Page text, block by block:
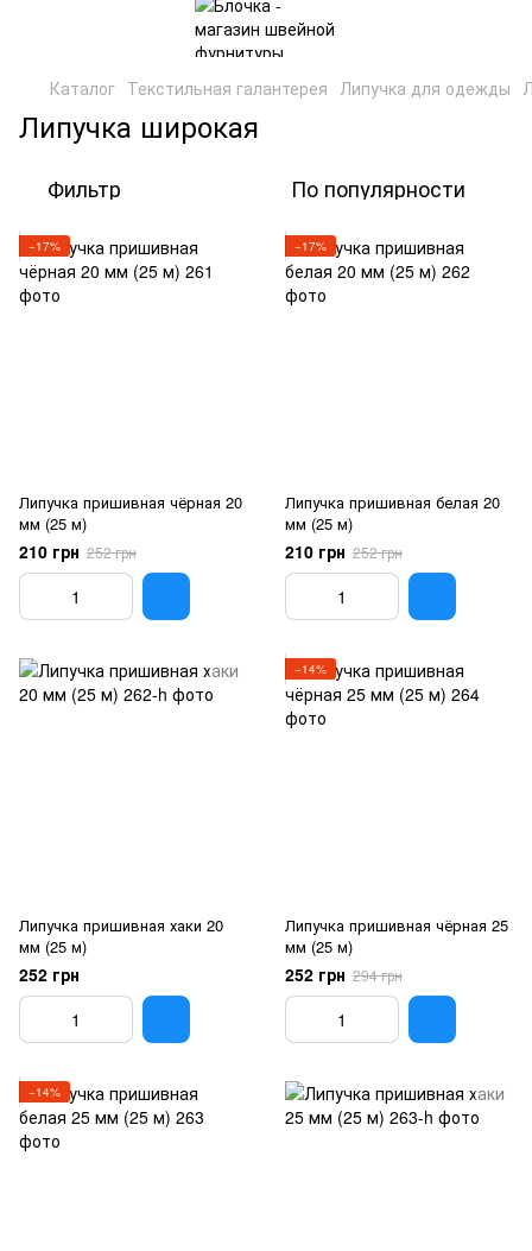
Каталог Текстильная галантерея Липучка для одежды
Липучка широкая
Фильтр По популярности
−17%
Липучка пришивная чёрная 20
мм (25 м)
210 грн 252 грн
−17%
Липучка пришивная белая 20
мм (25 м)
210 грн 252 грн
Липучка пришивная хаки 20
мм (25 м)
252 грн
−14%
Липучка пришивная чёрная 25
мм (25 м)
252 грн 294 грн
−14%